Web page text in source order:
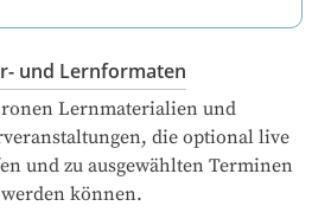
und Lernformaten
Lernmaterialien und
die optional live
und zu ausgewählten Terminen
können.